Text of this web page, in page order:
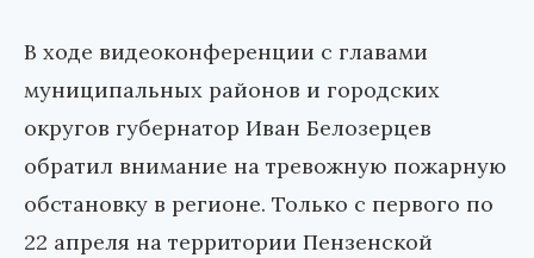
В ходе видеоконференции с главами
муниципальных районов и городских
округов губернатор Иван Белозерцев
обратил внимание на тревожную пожарную
обстановку в регионе. Только с первого по
22 апреля на территории Пензенской